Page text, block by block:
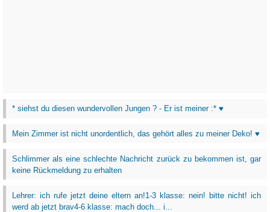
* siehst du diesen wundervollen Jungen ? - Er ist meiner :* ♥
Mein Zimmer ist nicht unordentlich, das gehört alles zu meiner Deko! ♥
Schlimmer als eine schlechte Nachricht zurück zu bekommen ist, gar
keine Rückmeldung zu erhalten
Lehrer: ich rufe jetzt deine eltern an!1-3 klasse: nein! bitte nicht! ich
werd ab jetzt brav4-6 klasse: mach doch... i...